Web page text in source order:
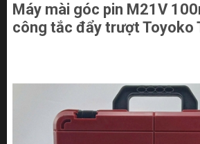
Máy mài góc pin M21V
công tắc đẩy trượt Toyoko